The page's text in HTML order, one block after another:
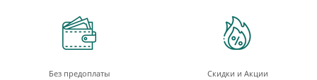
Без предоплаты Скидки и Акции